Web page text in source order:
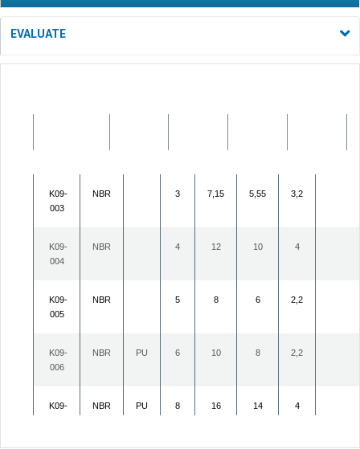
EVALUATE
K09-
003
NBR 3 7,15 5,55 3,2
K09-
004
NBR 4 12 10 4
K09-
005
NBR 5 8 6 2,2
K09-
006
NBR PU 6 10 8 2,2
K09-
NBR PU 8 16 14 4